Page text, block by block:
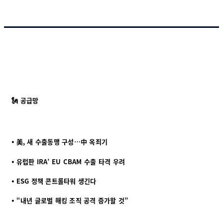
🗽 공급망
⦁ 美, 새 수출동맹 구성…中 옥죄기
⦁ 유럽판 IRA’ EU CBAM 수출 타격 우려
⦁ ESG 정책 콘트롤타워 생긴다
⦁ “내년 글로벌 해킹 조직 공격 증가할 것”